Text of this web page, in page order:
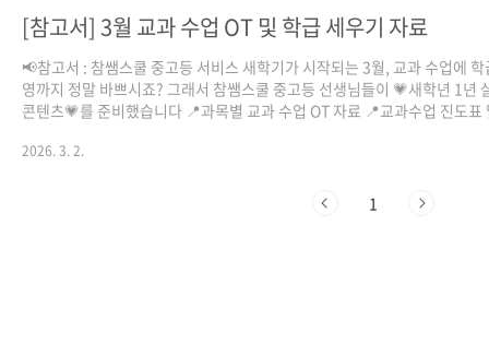
사제 매뉴얼 📍학급 또래 스터디 관련 양식 📍학생 상담을 위한 대화 카드 4
알찬 참.고.서 자료와 함께 수업과 평가, 학급 운영까지 멋지게 해내실 선생
응원합니다☺️ 📎다운로드는 참쌤스쿨 블로그에서! 📎학교 수..
[참고서] 3월 교과 수업 OT 및 학급 세우기 자료
📢참고서 : 참쌤스쿨 중고등 서비스 새학기가 시작되는 3월, 교과 수업에 학
영까지 정말 바쁘시죠? 그래서 참쌤스쿨 중고등 선생님들이 💗새학년 1년
콘텐츠💗를 준비했습니다 📍과목별 교과 수업 OT 자료 📍교과수업 진도표
급회의록 📍학급 부서 및 1인 1역할 자료 📍교무실 방문 및 핸드폰 사용 기
부모총회 안내 자료 📍언어 순회 주제 글쓰기 양식 알찬 참.고.서 자료와 함
2026. 3. 2.
1